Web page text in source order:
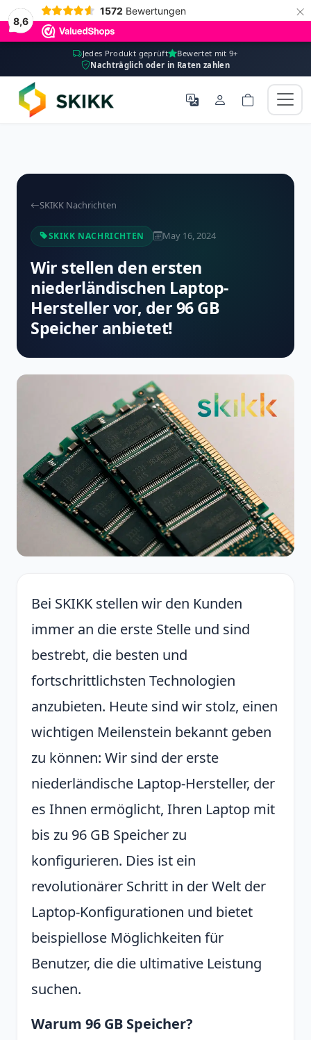
8,6
1572 Bewertungen ×
Jedes Produkt geprüft
Bewertet mit 9+
Nachträglich oder in Raten zahlen
SKIKK Nachrichten
SKIKK NACHRICHTEN May 16, 2024
Wir stellen den ersten
niederländischen Laptop-
Hersteller vor, der 96 GB
Speicher anbietet!
Bei SKIKK stellen wir den Kunden
immer an die erste Stelle und sind
bestrebt, die besten und
fortschrittlichsten Technologien
anzubieten. Heute sind wir stolz, einen
wichtigen Meilenstein bekannt geben
zu können: Wir sind der erste
niederländische Laptop-Hersteller, der
es Ihnen ermöglicht, Ihren Laptop mit
bis zu 96 GB Speicher zu
konfigurieren. Dies ist ein
revolutionärer Schritt in der Welt der
Laptop-Konfigurationen und bietet
beispiellose Möglichkeiten für
Benutzer, die die ultimative Leistung
suchen.
Warum 96 GB Speicher?